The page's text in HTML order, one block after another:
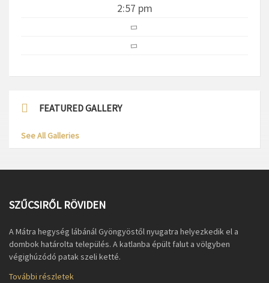
2:57 pm
FEATURED GALLERY
See All Galleries
SZŰCSIRŐL RÖVIDEN
A Mátra hegység lábánál Gyöngyöstől nyugatra helyezkedik el a
dombok határolta település. A katlanba épült falut a völgyben
végighúzódó patak szeli ketté.
További részletek